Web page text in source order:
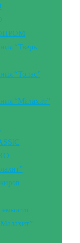
“Тверь
“Топас”
“Малахит”